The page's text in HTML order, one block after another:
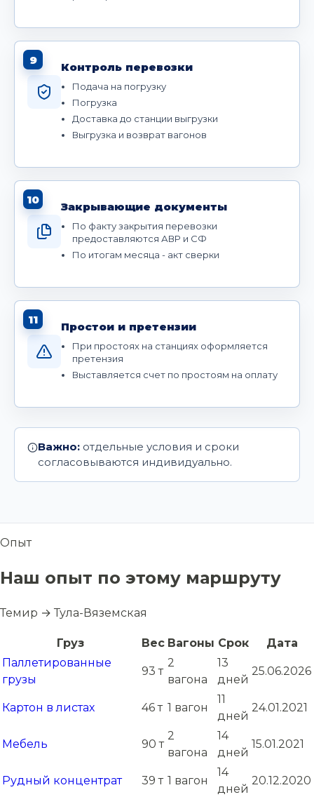
9
Контроль перевозки
Подача на погрузку
Погрузка
Доставка до станции выгрузки
Выгрузка и возврат вагонов
10
Закрывающие документы
По факту закрытия перевозки
предоставляются АВР и СФ
По итогам месяца - акт сверки
11
Простои и претензии
При простоях на станциях оформляется
претензия
Выставляется счет по простоям на оплату
Важно: отдельные условия и сроки
согласовываются индивидуально.
Опыт
Наш опыт по этому маршруту
Темир → Тула-Вяземская
Груз Вес Вагоны Срок
Дата
Паллетированные
грузы
93 т
2
вагона
13
дней
25.06.2026
Картон в листах 46 т 1 вагон
11
дней
24.01.2021
Мебель 90 т
2
вагона
14
дней
15.01.2021
Рудный концентрат 39 т 1 вагон
14
дней
20.12.2020